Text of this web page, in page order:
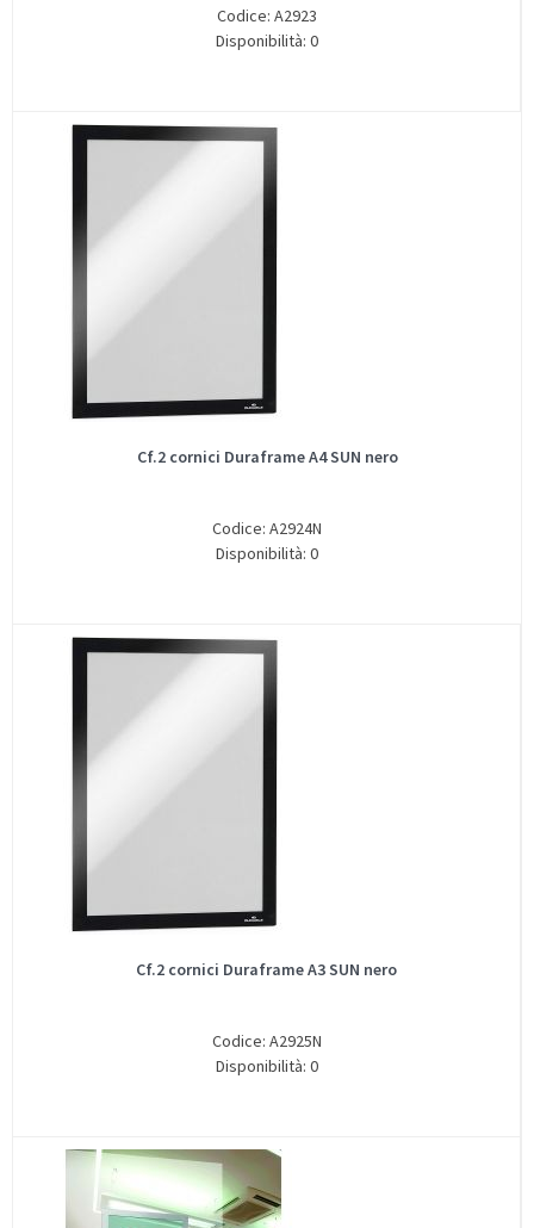
Codice: A2923
Disponibilità: 0
Cf.2 cornici Duraframe A4 SUN nero
Codice: A2924N
Disponibilità: 0
Cf.2 cornici Duraframe A3 SUN nero
Codice: A2925N
Disponibilità: 0